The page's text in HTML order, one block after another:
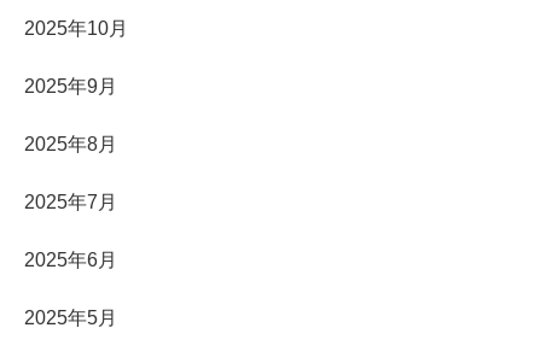
2025年10月
2025年9月
2025年8月
2025年7月
2025年6月
2025年5月